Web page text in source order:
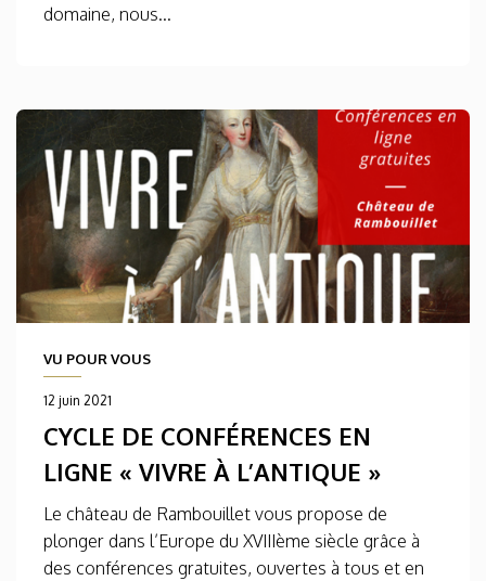
domaine, nous...
VU POUR VOUS
12 juin 2021
CYCLE DE CONFÉRENCES EN
LIGNE « VIVRE À L’ANTIQUE »
Le château de Rambouillet vous propose de
plonger dans l’Europe du XVIIIème siècle grâce à
des conférences gratuites, ouvertes à tous et en